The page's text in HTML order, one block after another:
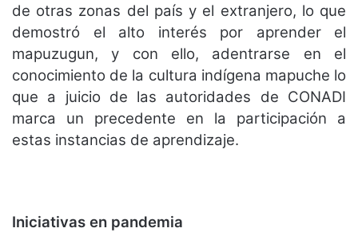
de otras zonas del país y el extranjero, lo que
demostró el alto interés por aprender el
mapuzugun, y con ello, adentrarse en el
conocimiento de la cultura indígena mapuche lo
que a juicio de las autoridades de CONADI
marca un precedente en la participación a
estas instancias de aprendizaje.
Iniciativas en pandemia